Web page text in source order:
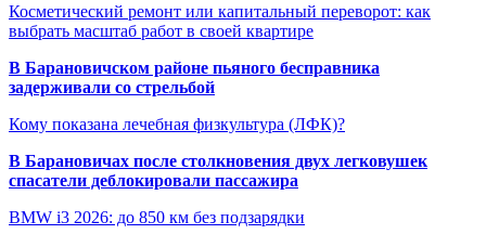
Косметический ремонт или капитальный переворот: как
выбрать масштаб работ в своей квартире
В Барановичском районе пьяного бесправника
задерживали со стрельбой
Кому показана лечебная физкультура (ЛФК)?
В Барановичах после столкновения двух легковушек
спасатели деблокировали пассажира
BMW i3 2026: до 850 км без подзарядки